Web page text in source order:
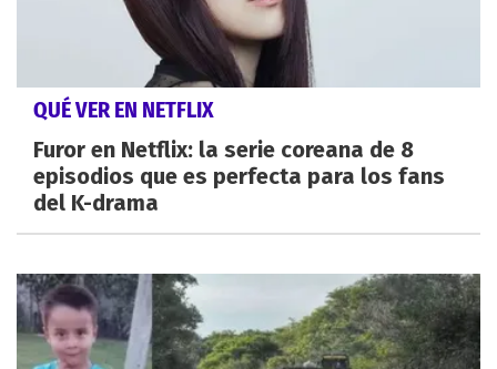
QUÉ VER EN NETFLIX
Furor en Netflix: la serie coreana de 8
episodios que es perfecta para los fans
del K-drama